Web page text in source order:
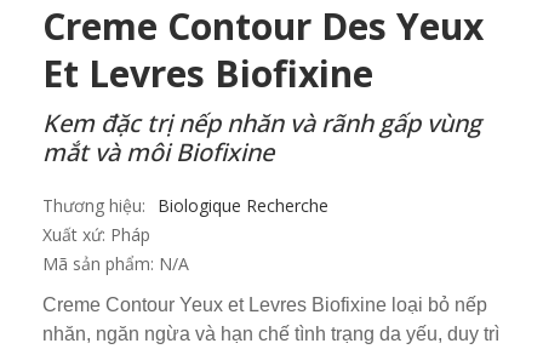
Creme Contour Des Yeux
Et Levres Biofixine
Kem đặc trị nếp nhăn và rãnh gấp vùng
mắt và môi Biofixine
Thương hiệu:
Biologique Recherche
Xuất xứ: Pháp
Mã sản phẩm: N/A
Creme Contour Yeux et Levres Biofixine loại bỏ nếp
nhăn, ngăn ngừa và hạn chế tình trạng da yếu, duy trì